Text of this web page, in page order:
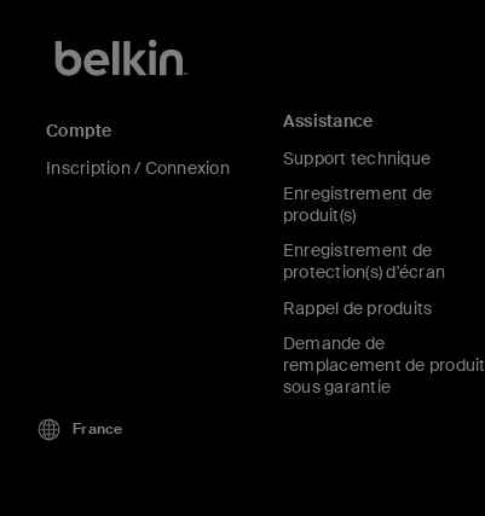
Compte
Inscription / Connexion
Assistance
Support technique
Enregistrement de
produit(s)
Enregistrement de
protection(s) d'écran
Rappel de produits
Demande de
remplacement de produit
sous garantie
France